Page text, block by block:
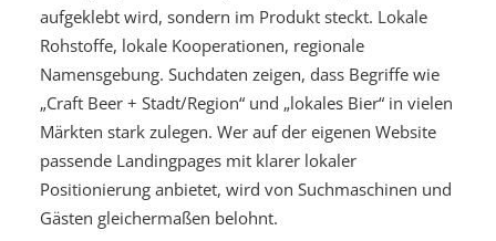
aufgeklebt wird, sondern im Produkt steckt. Lokale
Rohstoffe, lokale Kooperationen, regionale
Namensgebung. Suchdaten zeigen, dass Begriffe wie
„Craft Beer + Stadt/Region“ und „lokales Bier“ in vielen
Märkten stark zulegen. Wer auf der eigenen Website
passende Landingpages mit klarer lokaler
Positionierung anbietet, wird von Suchmaschinen und
Gästen gleichermaßen belohnt.